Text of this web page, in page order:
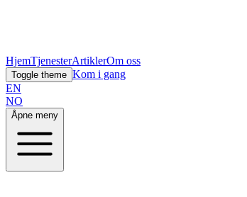
HjemTjenesterArtiklerOm oss
Toggle theme Kom i gang
EN
NO
Åpne meny